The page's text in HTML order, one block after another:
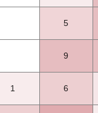
5
9
1 6